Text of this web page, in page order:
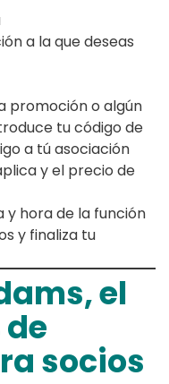
a la que deseas
promoción o algún
tu código de
a tú asociación
y el precio de
y hora de la función
y finaliza tu
el
socios